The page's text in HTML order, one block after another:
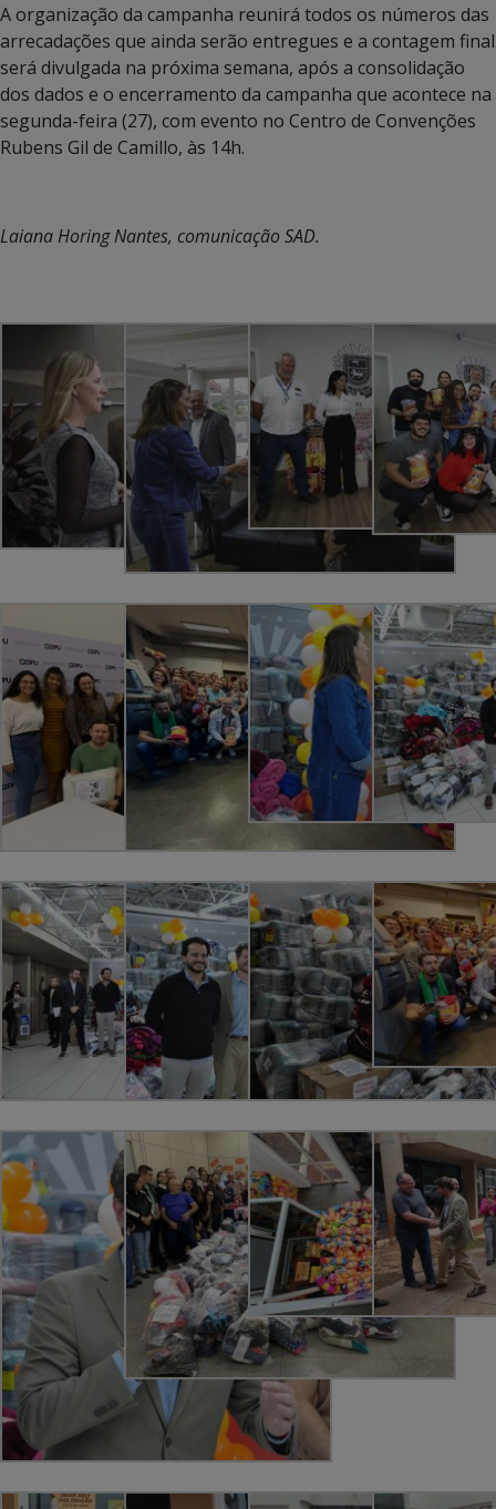
A organização da campanha reunirá todos os números das
arrecadações que ainda serão entregues e a contagem final
será divulgada na próxima semana, após a consolidação
dos dados e o encerramento da campanha que acontece na
segunda-feira (27), com evento no Centro de Convenções
Rubens Gil de Camillo, às 14h.
Laiana Horing Nantes, comunicação SAD.